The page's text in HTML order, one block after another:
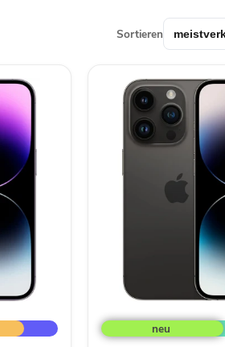
Sortieren
iPhone
14